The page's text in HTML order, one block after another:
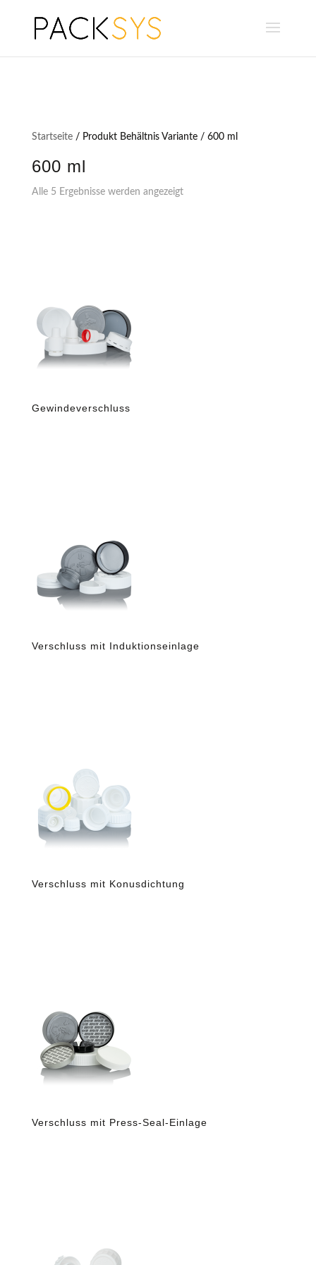
Startseite/ Produkt Behältnis Variante / 600 ml
600 ml
Alle 5 Ergebnisse werden angezeigt
Gewindeverschluss
Verschluss mit Induktionseinlage
Verschluss mit Konusdichtung
Verschluss mit Press-Seal-Einlage